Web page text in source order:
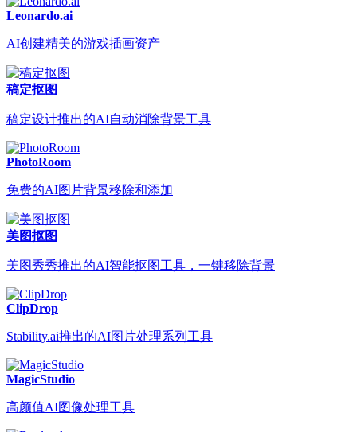
Leonardo.ai
AI创建精美的游戏插画资产
稿定抠图
稿定设计推出的AI自动消除背景工具
PhotoRoom
免费的AI图片背景移除和添加
美图抠图
美图秀秀推出的AI智能抠图工具，一键移除背景
ClipDrop
Stability.ai推出的AI图片处理系列工具
MagicStudio
高颜值AI图像处理工具